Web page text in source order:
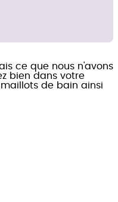
ce que nous n'avons
bien dans votre
de bain ainsi